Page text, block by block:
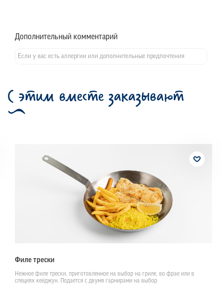
Дополнительный комментарий
С этим вместе заказывают
Филе трески
Нежное филе трески, приготовленное на выбор на гриле, во фрае или в
специях кейджун. Подается с двумя гарнирами на выбор